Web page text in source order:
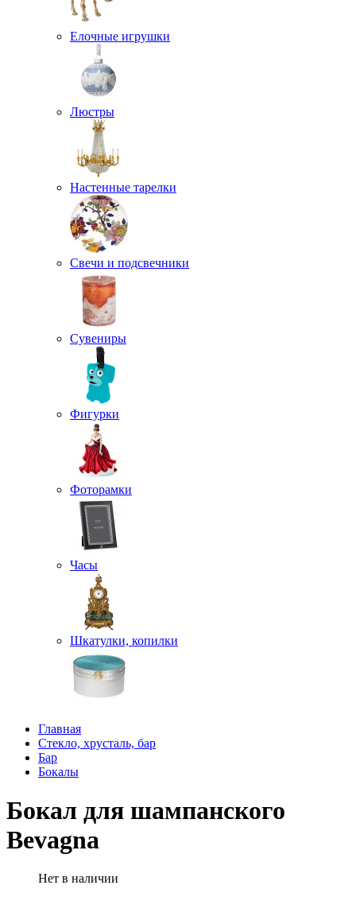
Елочные игрушки
Люстры
Настенные тарелки
Свечи и подсвечники
Сувениры
Фигурки
Фоторамки
Часы
Шкатулки, копилки
Главная
Стекло, хрусталь, бар
Бар
Бокалы
Бокал для шампанского
Bevagna
Нет в наличии